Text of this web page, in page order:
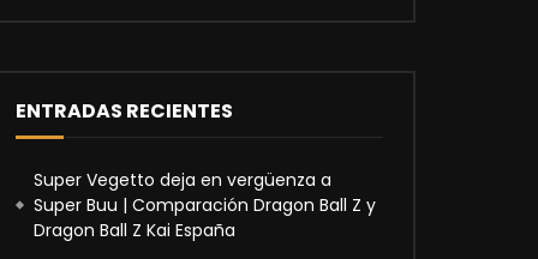
ENTRADAS RECIENTES
Super Vegetto deja en vergüenza a
Super Buu | Comparación Dragon Ball Z y
Dragon Ball Z Kai España